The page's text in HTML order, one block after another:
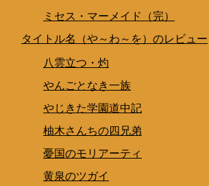
ミセス・マーメイド（完）
タイトル名（や～わ～を）のレビュー
八雲立つ・灼
やんごとなき一族
やじきた学園道中記
柚木さんちの四兄弟
憂国のモリアーティ
黄泉のツガイ